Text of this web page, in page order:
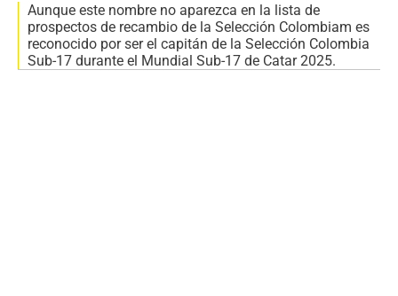
Aunque este nombre no aparezca en la lista de
prospectos de recambio de la Selección Colombiam es
reconocido por ser el capitán de la Selección Colombia
Sub-17 durante el Mundial Sub-17 de Catar 2025.